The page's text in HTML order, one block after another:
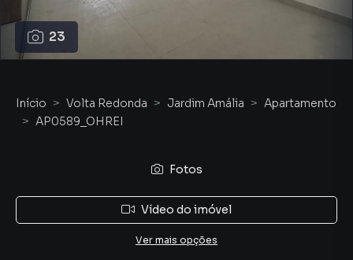
23
Início Volta Redonda Jardim Amália
Apartamento
AP0589_OHREI
Fotos
Vídeo do imóvel
Ver mais opções